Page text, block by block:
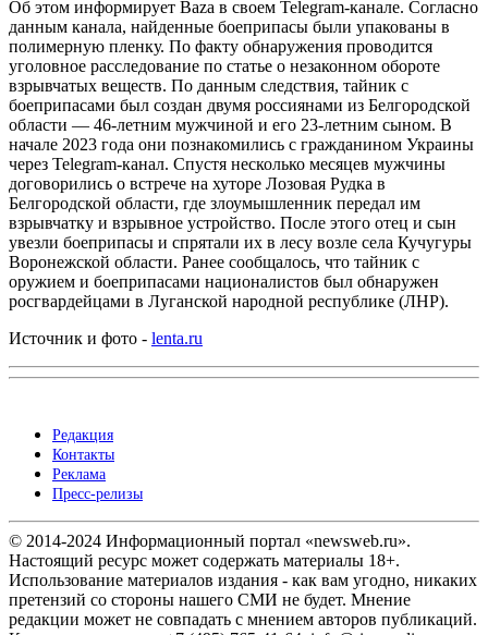
Об этом информирует Baza в своем Telegram-канале. Согласно
данным канала, найденные боеприпасы были упакованы в
полимерную пленку. По факту обнаружения проводится
уголовное расследование по статье о незаконном обороте
взрывчатых веществ. По данным следствия, тайник с
боеприпасами был создан двумя россиянами из Белгородской
области — 46-летним мужчиной и его 23-летним сыном. В
начале 2023 года они познакомились с гражданином Украины
через Telegram-канал. Спустя несколько месяцев мужчины
договорились о встрече на хуторе Лозовая Рудка в
Белгородской области, где злоумышленник передал им
взрывчатку и взрывное устройство. После этого отец и сын
увезли боеприпасы и спрятали их в лесу возле села Кучугуры
Воронежской области. Ранее сообщалось, что тайник с
оружием и боеприпасами националистов был обнаружен
росгвардейцами в Луганской народной республике (ЛНР).
Источник и фото - lenta.ru
Редакция
Контакты
Реклама
Пресс-релизы
© 2014-2024 Информационный портал «newsweb.ru».
Настоящий ресурс может содержать материалы 18+.
Использование материалов издания - как вам угодно, никаких
претензий со стороны нашего СМИ не будет. Мнение
редакции может не совпадать с мнением авторов публикаций.